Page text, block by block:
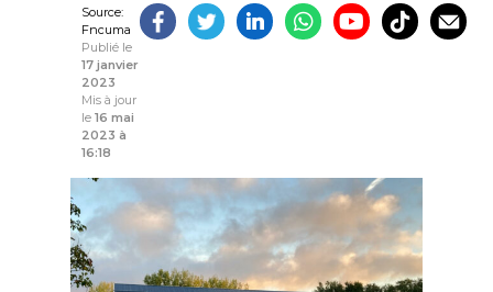
Source:
Fncuma
Publié le
17 janvier
2023
Mis à jour
le 16 mai
2023 à
16:18